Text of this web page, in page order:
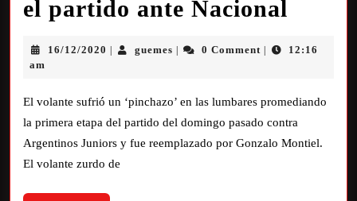
el partido ante Nacional
16/12/2020 guemes 0 Comment
12:16
am
El volante sufrió un ‘pinchazo’ en las lumbares promediando
la primera etapa del partido del domingo pasado contra
Argentinos Juniors y fue reemplazado por Gonzalo Montiel.
El volante zurdo de